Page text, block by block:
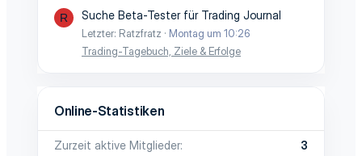
R Suche Beta-Tester für Trading Journal
Letzter: Ratzfratz
Montag um 10:26
Trading-Tagebuch, Ziele & Erfolge
Online-Statistiken
Zurzeit aktive Mitglieder
3